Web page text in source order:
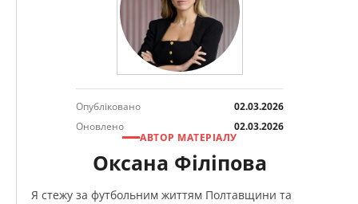
Опубліковано
02.03.2026
Оновлено
02.03.2026
АВТОР МАТЕРІАЛУ
Оксана Філіпова
Я стежу за футбольним життям Полтавщини та